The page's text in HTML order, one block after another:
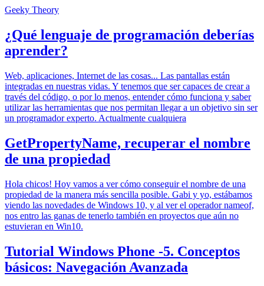
Geeky Theory
¿Qué lenguaje de programación deberías
aprender?
Web, aplicaciones, Internet de las cosas... Las pantallas están
integradas en nuestras vidas. Y tenemos que ser capaces de crear a
través del código, o por lo menos, entender cómo funciona y saber
utilizar las herramientas que nos permitan llegar a un objetivo sin ser
un programador experto. Actualmente cualquiera
GetPropertyName, recuperar el nombre
de una propiedad
Hola chicos! Hoy vamos a ver cómo conseguir el nombre de una
propiedad de la manera más sencilla posible. Gabi y yo, estábamos
viendo las novedades de Windows 10, y al ver el operador nameof,
nos entro las ganas de tenerlo también en proyectos que aún no
estuvieran en Win10.
Tutorial Windows Phone -5. Conceptos
básicos: Navegación Avanzada